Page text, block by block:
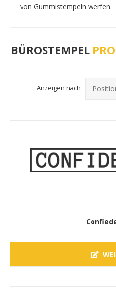
von Gummistempeln werfen.
BÜROSTEMPEL
Anzeigen nach